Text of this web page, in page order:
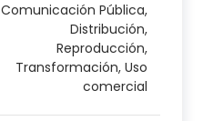
Comunicación Pública,
Distribución,
Reproducción,
Transformación, Uso
comercial